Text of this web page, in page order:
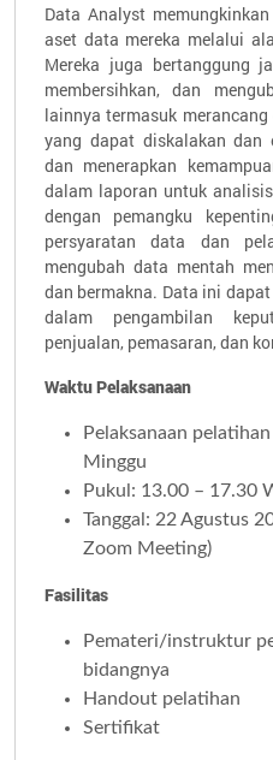
Data Analyst
aset data mereka melalui
Mereka juga bertanggung
membersihkan, dan
lainnya termasuk
yang dapat diskalakan dan
dan menerapkan
dalam laporan untuk
dengan pemangku
persyaratan data dan
mengubah data mentah
dan bermakna. Data ini
dalam pengambilan
penjualan, pemasaran, dan
Waktu Pelaksanaan
Pelaksanaan
Minggu
Pukul: 13.00 – 17.30
Tanggal: 22 Agustus
Zoom Meeting)
Fasilitas
Pemateri/instruktur
bidangnya
Handout pelatihan
Sertifikat